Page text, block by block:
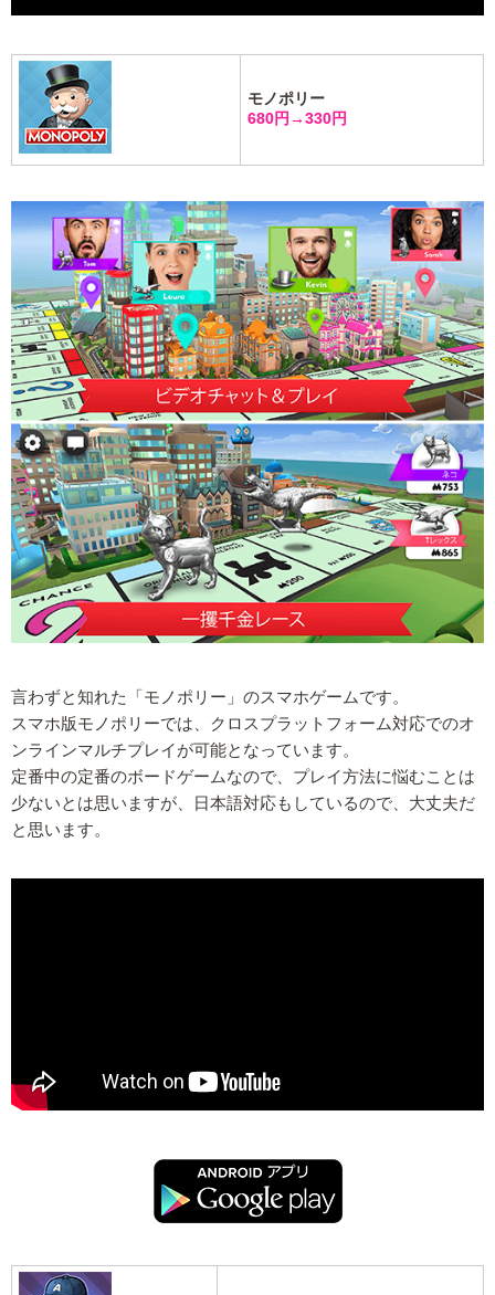
モノポリー
680円→330円
言わずと知れた「モノポリー」のスマホゲームです。
スマホ版モノポリーでは、クロスプラットフォーム対応でのオ
ンラインマルチプレイが可能となっています。
定番中の定番のボードゲームなので、プレイ方法に悩むことは
少ないとは思いますが、日本語対応もしているので、大丈夫だ
と思います。